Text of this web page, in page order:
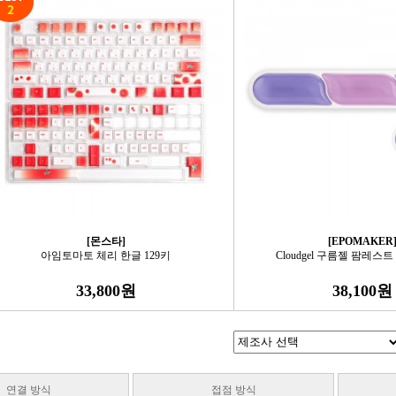
[몬스타]
아임토마토 체리 한글 129키
33,800원
[EPOMAKER]
Cloudgel 구름젤 팜레스
38,100원
연결 방식 접점 방식